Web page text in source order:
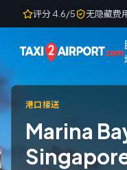
Skip to content
评分 4.6/5 无隐藏费
港口接送
Marina